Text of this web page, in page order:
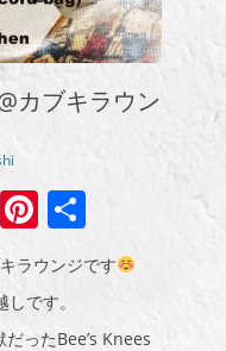
カブキラウン
EmailPinterest
有
ラウンジです
です。
ったBee’s Knees